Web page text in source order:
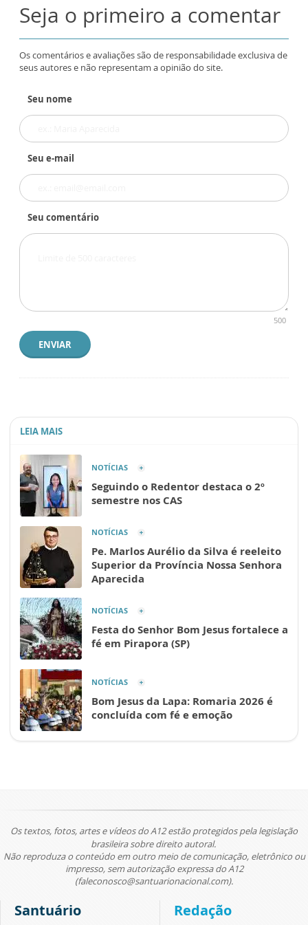
Seja o primeiro a comentar
Os comentários e avaliações são de responsabilidade exclusiva de
seus autores e não representam a opinião do site.
Seu nome
Seu e-mail
Seu comentário
500
ENVIAR
LEIA MAIS
NOTÍCIAS
Seguindo o Redentor destaca o 2º
semestre nos CAS
NOTÍCIAS
Pe. Marlos Aurélio da Silva é reeleito
Superior da Província Nossa Senhora
Aparecida
NOTÍCIAS
Festa do Senhor Bom Jesus fortalece a
fé em Pirapora (SP)
NOTÍCIAS
Bom Jesus da Lapa: Romaria 2026 é
concluída com fé e emoção
Os textos, fotos, artes e vídeos do A12 estão protegidos pela legislação
brasileira sobre direito autoral.
Não reproduza o conteúdo em outro meio de comunicação, eletrônico ou
impresso, sem autorização expressa do A12
(faleconosco@santuarionacional.com).
Santuário Redação